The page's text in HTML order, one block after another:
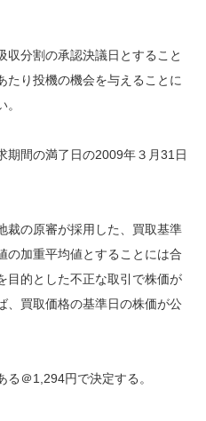
収分割の承認決議日とすること
たり投機の機会を与えることに
期間の満了日の2009年３月31日
裁の原審が採用した、買取基準
の加重平均値とすることには合
目的とした不正な取引で株価が
、買取価格の基準日の株価が公
る＠1,294円で決定する。